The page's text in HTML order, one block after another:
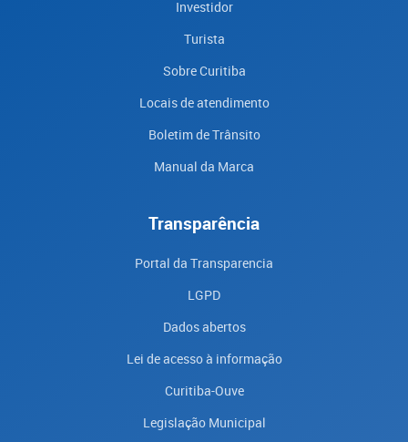
Investidor
Turista
Sobre Curitiba
Locais de atendimento
Boletim de Trânsito
Manual da Marca
Transparência
Portal da Transparencia
LGPD
Dados abertos
Lei de acesso à informação
Curitiba-Ouve
Legislação Municipal